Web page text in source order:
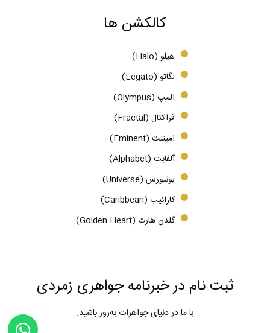
کالکشن ها
هیلو (Halo)
لگاتو (Legato)
المپ (Olympus)
فراکتال (Fractal)
امیننت (Eminent)
آلفابت (Alphabet)
یونیورس (Universe)
کارائیب (Caribbean)
گلدن هارت (Golden Heart)
ثبت نام در خبرنامه جواهری زمردی
با ما در دنیای جواهرات به‌روز باشید.